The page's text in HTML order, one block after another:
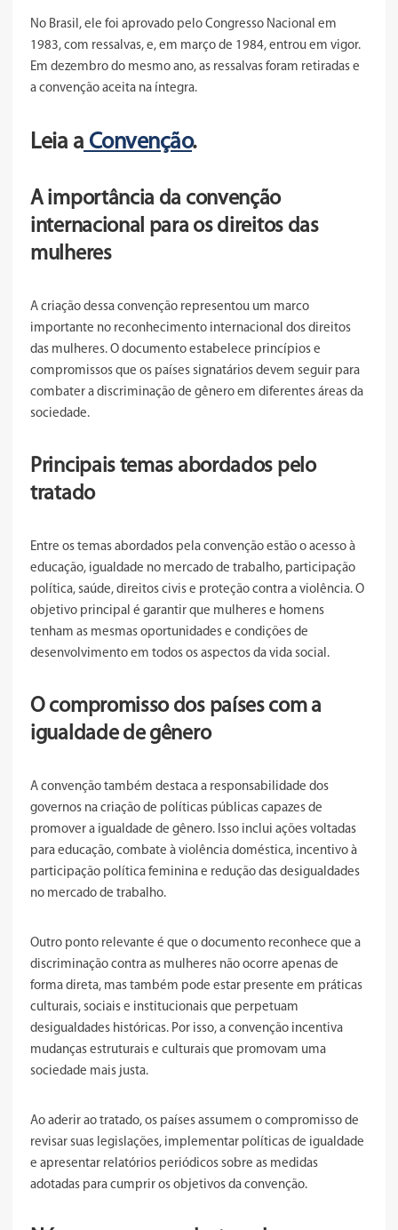
No Brasil, ele foi aprovado pelo Congresso Nacional em
1983, com ressalvas, e, em março de 1984, entrou em vigor.
Em dezembro do mesmo ano, as ressalvas foram retiradas e
a convenção aceita na íntegra.
Leia a Convenção.
A importância da convenção
internacional para os direitos das
mulheres
A criação dessa convenção representou um marco
importante no reconhecimento internacional dos direitos
das mulheres. O documento estabelece princípios e
compromissos que os países signatários devem seguir para
combater a discriminação de gênero em diferentes áreas da
sociedade.
Principais temas abordados pelo
tratado
Entre os temas abordados pela convenção estão o acesso à
educação, igualdade no mercado de trabalho, participação
política, saúde, direitos civis e proteção contra a violência. O
objetivo principal é garantir que mulheres e homens
tenham as mesmas oportunidades e condições de
desenvolvimento em todos os aspectos da vida social.
O compromisso dos países com a
igualdade de gênero
A convenção também destaca a responsabilidade dos
governos na criação de políticas públicas capazes de
promover a igualdade de gênero. Isso inclui ações voltadas
para educação, combate à violência doméstica, incentivo à
participação política feminina e redução das desigualdades
no mercado de trabalho.
Outro ponto relevante é que o documento reconhece que a
discriminação contra as mulheres não ocorre apenas de
forma direta, mas também pode estar presente em práticas
culturais, sociais e institucionais que perpetuam
desigualdades históricas. Por isso, a convenção incentiva
mudanças estruturais e culturais que promovam uma
sociedade mais justa.
Ao aderir ao tratado, os países assumem o compromisso de
revisar suas legislações, implementar políticas de igualdade
e apresentar relatórios periódicos sobre as medidas
adotadas para cumprir os objetivos da convenção.